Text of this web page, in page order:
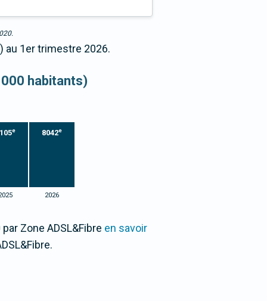
au 1er trimestre 2026.
habitants)
e 8042e
2026
Zone ADSL&Fibre en savoir